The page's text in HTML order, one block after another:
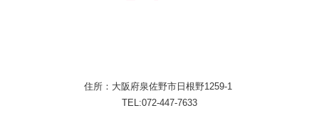
住所：大阪府泉佐野市日根野1259-1
TEL:072-447-7633